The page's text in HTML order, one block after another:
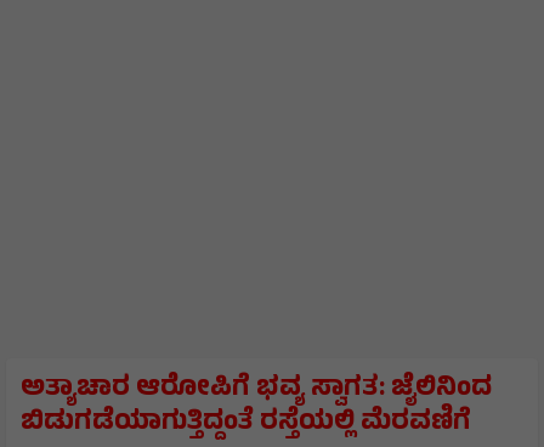
ಅತ್ಯಾಚಾರ ಆರೋಪಿಗೆ ಭವ್ಯ ಸ್ವಾಗತ: ಜೈಲಿನಿಂದ
ಬಿಡುಗಡೆಯಾಗುತ್ತಿದ್ದಂತೆ ರಸ್ತೆಯಲ್ಲಿ ಮೆರವಣಿಗೆ